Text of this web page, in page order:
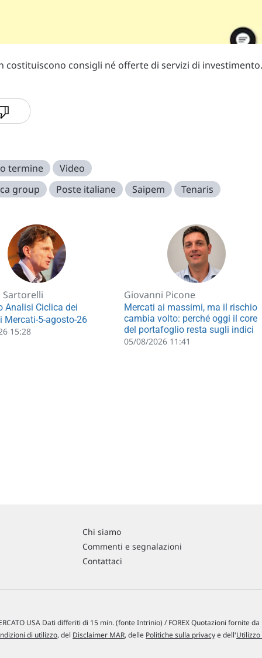
consigli né offerte di servizi di investimento.
termine
Video
group
Poste italiane Saipem Tenaris
Sartorelli
Analisi Ciclica dei
Mercati-5-agosto-26
15:28
Giovanni Picone
Mercati ai massimi, ma il rischio
cambia volto: perché oggi il core
del portafoglio resta sugli indici
05/08/2026 11:41
Chi siamo
Commenti e segnalazioni
Contattaci
USA Dati differiti di 15 min. (fonte Intrinio) / FOREX Quotazioni fornite da
di utilizzo, del Disclaimer MAR, delle Politiche sulla privacye dell'